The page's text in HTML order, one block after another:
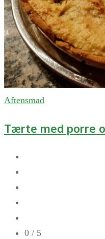
Aftensmad
Tærte med porre
0 / 5